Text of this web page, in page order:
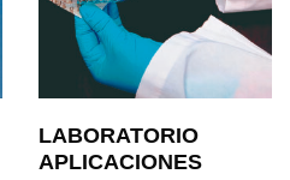
LABORATORIO
APLICACIONES